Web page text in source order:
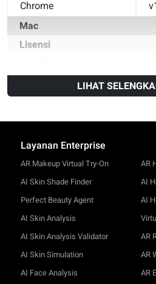
Chrome
Mac
Lisensi
LIHAT
Layanan Enterprise
AR Makeup Virtual Try-On
AI Skin Shade Finder
Perfect Beauty Agent
AI Skin Analysis
AI Skin Analysis Validator
AI Skin Simulation
AI Face Analysis
AR
AI
AI
AR
AR
AR